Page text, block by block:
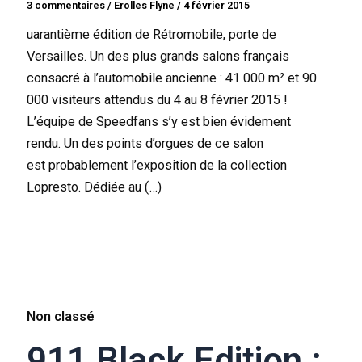
3 commentaires / Erolles Flyne/ 4 février 2015
uarantième édition de Rétromobile, porte de
Versailles. Un des plus grands salons français
consacré à l’automobile ancienne : 41 000 m² et 90
000 visiteurs attendus du 4 au 8 février 2015 !
L’équipe de Speedfans s’y est bien évidement
rendu. Un des points d’orgues de ce salon
est probablement l’exposition de la collection
Lopresto. Dédiée au (…)
Non classé